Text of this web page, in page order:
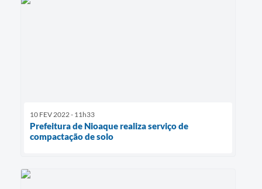
10 FEV 2022 - 11h33
Prefeitura de Nioaque realiza serviço de
compactação de solo